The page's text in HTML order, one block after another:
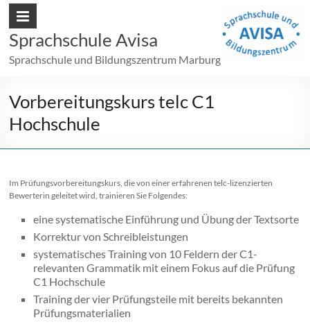
Sprachschule Avisa
Sprachschule und Bildungszentrum Marburg
Vorbereitungskurs telc C1
Hochschule
Im Prüfungsvorbereitungskurs, die von einer erfahrenen telc-lizenzierten
Bewerterin geleitet wird, trainieren Sie Folgendes:
eine systematische Einführung und Übung der Textsorte
Korrektur von Schreibleistungen
systematisches Training von 10 Feldern der C1-
relevanten Grammatik mit einem Fokus auf die Prüfung
C1 Hochschule
Training der vier Prüfungsteile mit bereits bekannten
Prüfungsmaterialien